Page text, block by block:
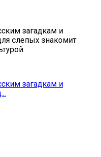
загадкам и
слепых знакомит
загадкам и